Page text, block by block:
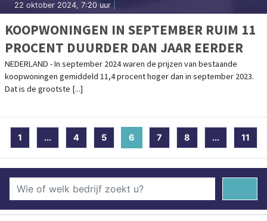
22 oktober 2024, 7:20 uur
KOOPWONINGEN IN SEPTEMBER RUIM 11
PROCENT DUURDER DAN JAAR EERDER
NEDERLAND - In september 2024 waren de prijzen van bestaande
koopwoningen gemiddeld 11,4 procent hoger dan in september 2023.
Dat is de grootste [...]
1 ... 4 5 6 (current)
7 8 ... 11